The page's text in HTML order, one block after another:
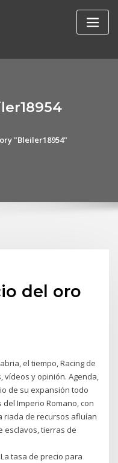
"Bleiler18954"
del oro
el tiempo, Racing de
vídeos y opinión. Agenda,
de su expansión todo
Imperio Romano, con
riada de recursos afluían
esclavos, tierras de
tasa de precio para